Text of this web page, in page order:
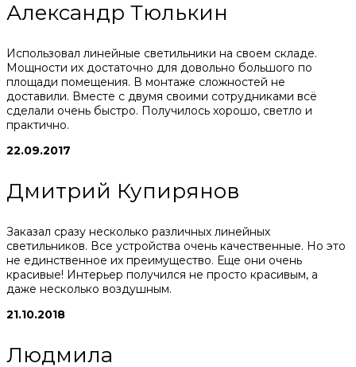
Александр Тюлькин
Использовал линейные светильники на своем складе.
Мощности их достаточно для довольно большого по
площади помещения. В монтаже сложностей не
доставили. Вместе с двумя своими сотрудниками всё
сделали очень быстро. Получилось хорошо, светло и
практично.
22.09.2017
Дмитрий Купирянов
Заказал сразу несколько различных линейных
светильников. Все устройства очень качественные. Но это
не единственное их преимущество. Еще они очень
красивые! Интерьер получился не просто красивым, а
даже несколько воздушным.
21.10.2018
Людмила